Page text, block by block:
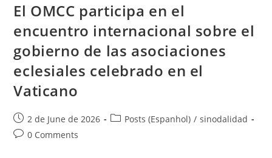
El OMCC participa en el
encuentro internacional sobre el
gobierno de las asociaciones
eclesiales celebrado en el
Vaticano
2 de June de 2026 Posts (Espanhol) / sinodalidad
0 Comments